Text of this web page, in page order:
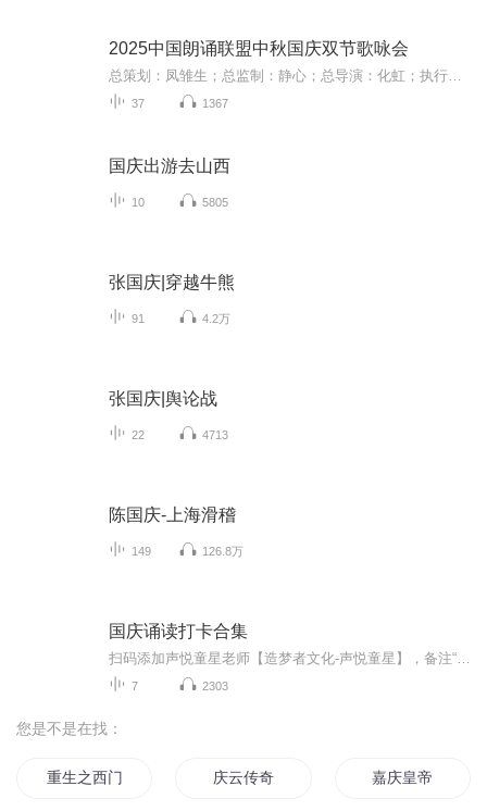
2025中国朗诵联盟中秋国庆双节歌咏会
37 1367
国庆出游去山西
10 5805
张国庆|穿越牛熊
91 4.2万
张国庆|舆论战
22 4713
陈国庆-上海滑稽
149 126.8万
国庆诵读打卡合集
7 2303
您是不是在找：
重生之西门庆 庆云传奇 嘉庆皇帝